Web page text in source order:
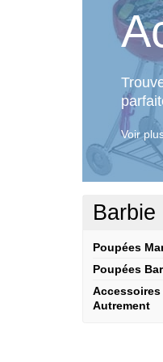
Que
vêtir
Et
Voir
Barbie
Poupées
Poupées
Accessoires
Autrement